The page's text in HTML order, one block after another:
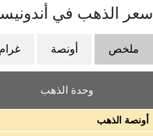
سعر الذهب في
ملخص أونصة غرام
وحدة الذهب
أونصة الذهب